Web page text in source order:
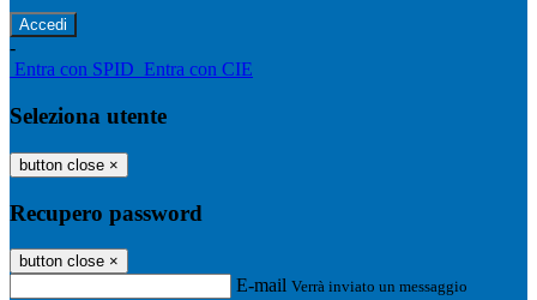
-
Entra con SPID Entra con CIE
Seleziona utente
button close ×
Recupero password
button close ×
E-mail Verrà inviato un messaggio